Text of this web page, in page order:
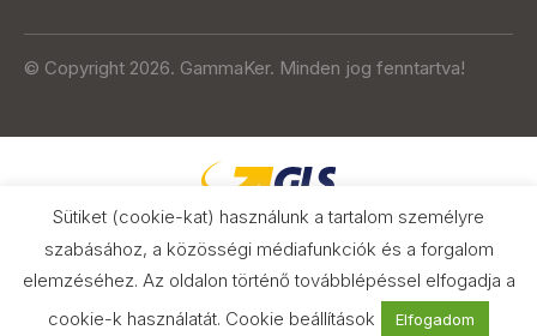
© Copyright 2026. GammaKer. Minden jog fenntartva!
Árak és paraméterek összehasonlítása
Sütiket (cookie-kat) használunk a tartalom személyre
szabásához, a közösségi médiafunkciók és a forgalom
elemzéséhez. Az oldalon történő továbblépéssel elfogadja a
cookie-k használatát. Cookie beállítások Elfogadom